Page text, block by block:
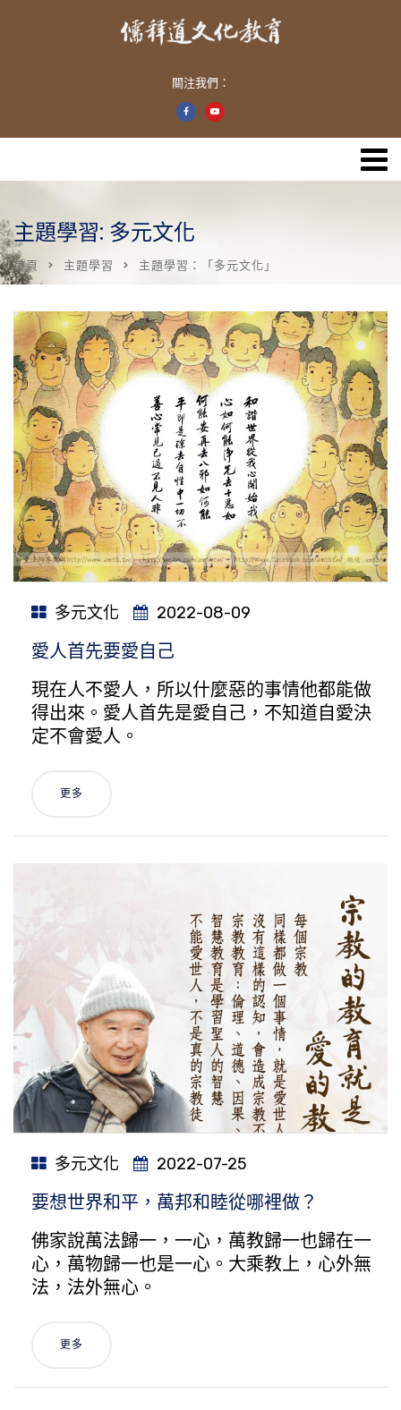
關注我們：
主題學習: 多元文化
首頁 主題學習 主題學習：「多元文化」
多元文化 2022-08-09
愛人首先要愛自己
現在人不愛人，所以什麼惡的事情他都能做
得出來。愛人首先是愛自己，不知道自愛決
定不會愛人。
更多
多元文化 2022-07-25
要想世界和平，萬邦和睦從哪裡做？
佛家說萬法歸一，一心，萬教歸一也歸在一
心，萬物歸一也是一心。大乘教上，心外無
法，法外無心。
更多